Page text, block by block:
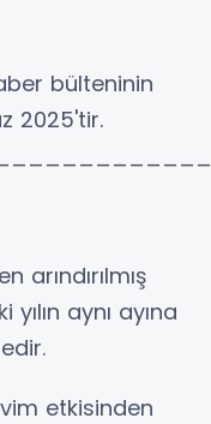
bülteninin
2025'tir.
arındırılmış
aynı ayına
etkisinden